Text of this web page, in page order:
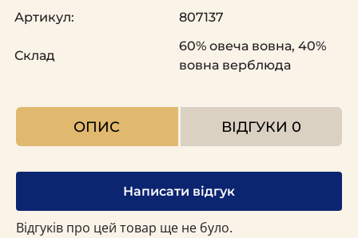
Артикул: 807137
Склад
60% овеча вовна, 40%
вовна верблюда
ОПИС ВІДГУКИ 0
Написати відгук
Відгуків про цей товар ще не було.